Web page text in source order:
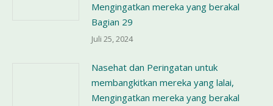
Mengingatkan mereka yang berakal
Bagian 29
Juli 25, 2024
Nasehat dan Peringatan untuk
membangkitkan mereka yang lalai,
Mengingatkan mereka yang berakal